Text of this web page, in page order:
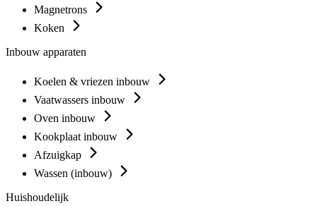
Magnetrons
Koken
Inbouw apparaten
Koelen & vriezen inbouw
Vaatwassers inbouw
Oven inbouw
Kookplaat inbouw
Afzuigkap
Wassen (inbouw)
Huishoudelijk